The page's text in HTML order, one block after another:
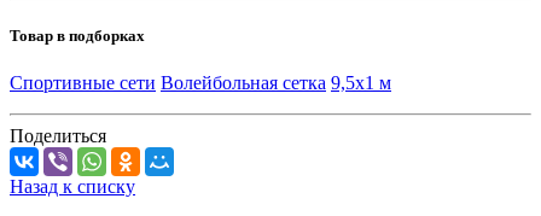
Товар в подборках
Спортивные сети Волейбольная сетка 9,5х1 м
Поделиться
Назад к списку